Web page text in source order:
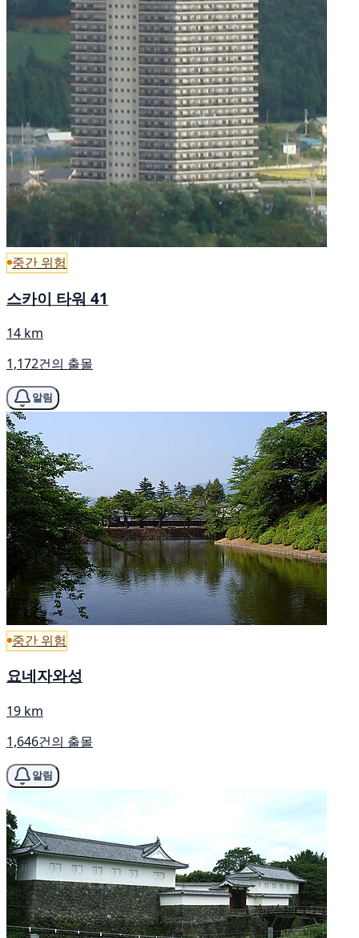
중간 위험
스카이 타워 41
14 km
1,172건의 출몰
알림
중간 위험
요네자와성
19 km
1,646건의 출몰
알림